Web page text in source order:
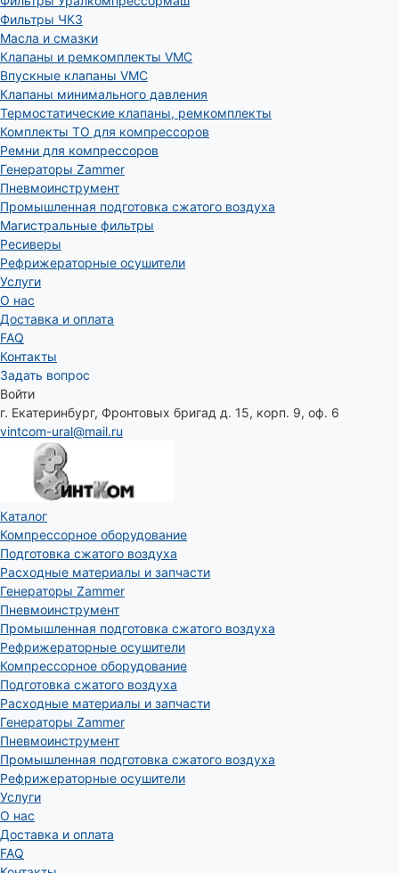
Фильтры ЧКЗ
Масла и смазки
Клапаны и ремкомплекты VMC
Впускные клапаны VMC
Клапаны минимального давления
Термостатические клапаны, ремкомплекты
Комплекты ТО для компрессоров
Ремни для компрессоров
Генераторы Zammer
Пневмоинструмент
Промышленная подготовка сжатого воздуха
Магистральные фильтры
Ресиверы
Рефрижераторные осушители
Услуги
О нас
Доставка и оплата
FAQ
Контакты
Задать вопрос
Войти
г. Екатеринбург, Фронтовых бригад д. 15, корп. 9, оф. 6
vintcom-ural@mail.ru
Каталог
Компрессорное оборудование
Подготовка сжатого воздуха
Расходные материалы и запчасти
Генераторы Zammer
Пневмоинструмент
Промышленная подготовка сжатого воздуха
Рефрижераторные осушители
Компрессорное оборудование
Подготовка сжатого воздуха
Расходные материалы и запчасти
Генераторы Zammer
Пневмоинструмент
Промышленная подготовка сжатого воздуха
Рефрижераторные осушители
Услуги
О нас
Доставка и оплата
FAQ